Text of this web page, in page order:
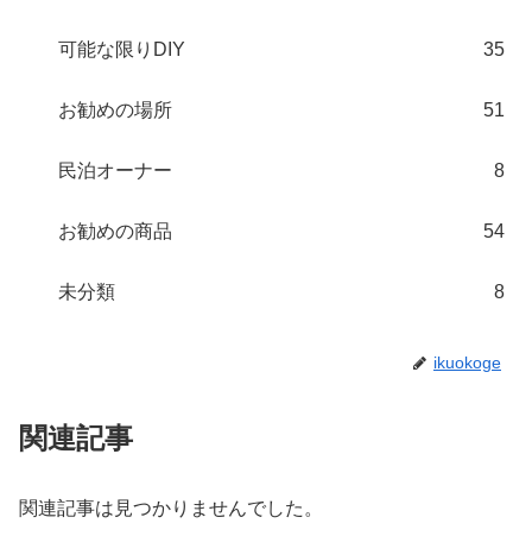
可能な限りDIY 35
お勧めの場所 51
民泊オーナー 8
お勧めの商品 54
未分類 8
ikuokoge
関連記事
関連記事は見つかりませんでした。